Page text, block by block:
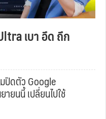
เบา อึด ถึก
ปิดตัว Google
ยนนี้ เปลี่ยนไปใช้